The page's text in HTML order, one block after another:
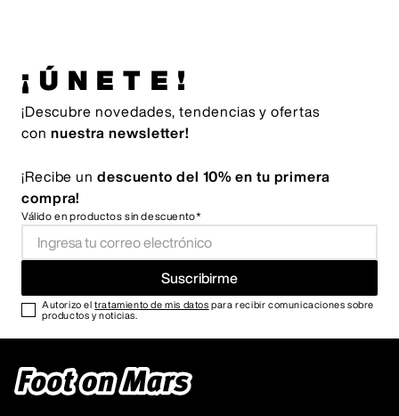
¡ÚNETE!
¡Descubre novedades, tendencias y ofertas
con nuestra newsletter!
¡Recibe un descuento del 10% en tu primera
compra!
Válido en productos sin descuento*
Suscribirme
Autorizo eltratamiento de mis datos para recibir comunicaciones sobre
productos y noticias.